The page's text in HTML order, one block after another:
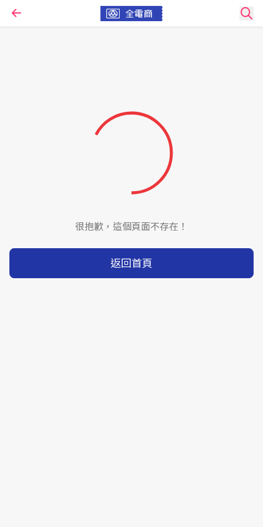
很抱歉，這個頁面不存在！
返回首頁